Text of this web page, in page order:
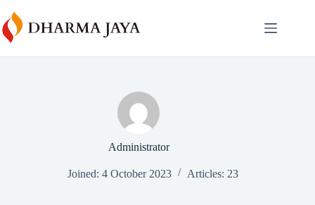
to
content
Administrator
Joined: 4 October 2023 Articles: 23